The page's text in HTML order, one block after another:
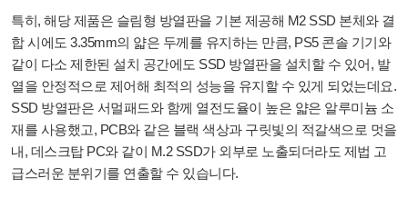
특히, 해당 제품은 슬림형 방열판을 기본 제공해 M2 SSD 본체와 결
합 시에도 3.35mm의 얇은 두께를 유지하는 만큼, PS5 콘솔 기기와
같이 다소 제한된 설치 공간에도 SSD 방열판을 설치할 수 있어, 발
열을 안정적으로 제어해 최적의 성능을 유지할 수 있게 되었는데요.
SSD 방열판은 서멀패드와 함께 열전도율이 높은 얇은 알루미늄 소
재를 사용했고, PCB와 같은 블랙 색상과 구릿빛의 적갈색으로 멋을
내, 데스크탑 PC와 같이 M.2 SSD가 외부로 노출되더라도 제법 고
급스러운 분위기를 연출할 수 있습니다.